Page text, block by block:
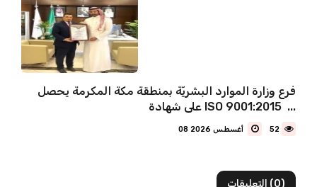
فرع وزارة الموارد البشريّة بمنطقة مكة المكرمة يحصل
على شهادة ISO 9001:2015 ...
52
(0) التعليقات